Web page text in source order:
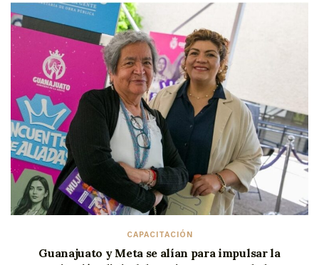
CAPACITACIÓN
Guanajuato y Meta se alían para impulsar la